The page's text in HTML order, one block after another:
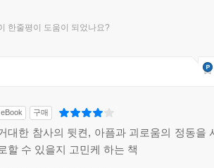
하는 인간으로서 어떻게 살아갈 것인가와 직
머리말에 따르면 “의료인류학자는 고통을
머리말을 쓴 김희경의 말대로, “고통으로
일이 될 것이다.
한줄평이 도움이 되었나요?
eBook 구매
대한 참사의 뒷켠, 아픔과 괴로움의 정동을
할 수 있을지 고민케 하는 책